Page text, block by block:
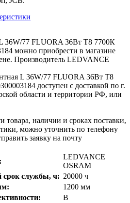
36W/77 FLUORA 36Вт T8 7700К
можно приобрести в магазине
Производитель LEDVANCE
L 36W/77 FLUORA 36Вт T8
доступен с доставкой по г.
области и территории РФ, или
наличии и сроках поставки,
можно уточнить по телефону
заявку на почту
LEDVANCE
OSRAM
службы, ч: 20000 ч
1200 мм
B